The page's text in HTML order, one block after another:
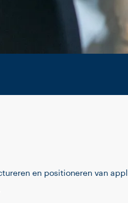
en positioneren van